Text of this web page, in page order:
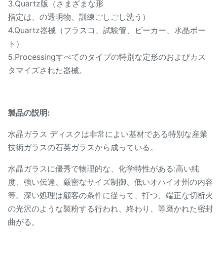
3.Quartz版（さまざまな形
指定は、の透明物、訓練ごしごし洗う）
4.Quartz器械（フラスコ、試験管、ビーカー、水晶ボー
ト）
5.Processingすべてのタイプの特別な定形のおよびカス
タマイズされた器械。
製品の説明:
水晶ガラス ディスクは非常によい基材である特別な産業
技術ガラスの石英ガラスから成っている。
水晶ガラスに優秀で物理的な、化学特性がある:高い純
度、強い伝達、厳密なサイズ制御、低いオハイオ州の内容
等。深い処理は顧客の条件に従って、打つ、端正な切断火
の光沢のような製粉する行われ、終わり、等磨かれた密封
曲がる。